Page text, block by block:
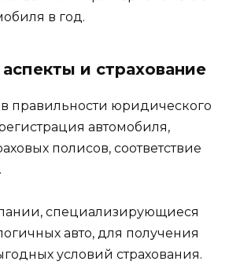
в год.
и страхование
в правильности юридического
автомобиля,
полисов, соответствие
специализирующиеся
авто, для получения
условий страхования.